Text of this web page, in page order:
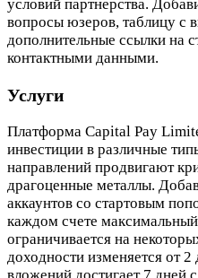
условий партнерства.
вопросы юзеров, таблицу с
дополнительные ссылки на
контактными данными.
Услуги
Платформа Capital Pay
инвестиции в различные
направлений продвигают
драгоценные металлы.
аккаунтов со стартовым
каждом счете
ограничивается на
доходности изменяется от